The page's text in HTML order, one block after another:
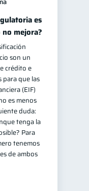
es
mejora?
son un
crédito e
para que las
(EIF)
es menos
duda:
tenga la
Para
tenemos
de ambos